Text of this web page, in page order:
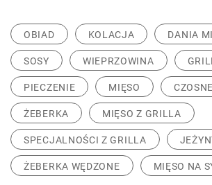
OBIAD KOLACJA DANIA
SOSY WIEPRZOWINA GRILL
PIECZENIE MIĘSO
ŻEBERKA MIĘSO Z GRILLA
SPECJALNOŚCI Z GRILLA
ŻEBERKA WĘDZONE MIĘSO NA